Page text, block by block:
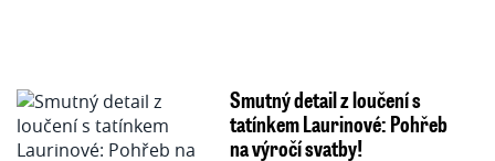
Smutný detail z loučení s
tatínkem Laurinové: Pohřeb
na výročí svatby!